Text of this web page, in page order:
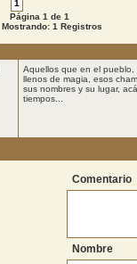
1
Página 1 de 1
Mostrando: 1 Registros
Aquellos que en el pueblo,
llenos de magia, esos
sus nombres y su lugar,
tiempos...
Comentario
Nombre